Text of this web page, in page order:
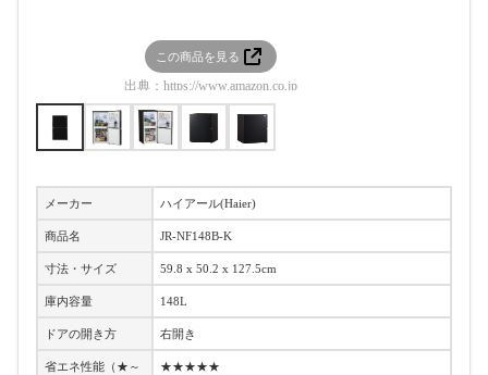
この商品を見る
出典： https://www.amazon.co.jp
メーカー ハイアール(Haier)
商品名 JR-NF148B-K
寸法・サイズ 59.8 x 50.2 x 127.5cm
庫内容量 148L
ドアの開き方 右開き
省エネ性能（★～
★★★★★